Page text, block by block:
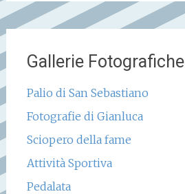
Gallerie Fotografiche
Palio di San Sebastiano
Fotografie di Gianluca
Sciopero della fame
Attività Sportiva
Pedalata